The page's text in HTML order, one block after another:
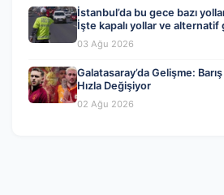
İstanbul’da bu gece bazı
İşte kapalı yollar ve alternatif
03 Ağu 2026
Galatasaray’da Gelişme:
Hızla Değişiyor
02 Ağu 2026